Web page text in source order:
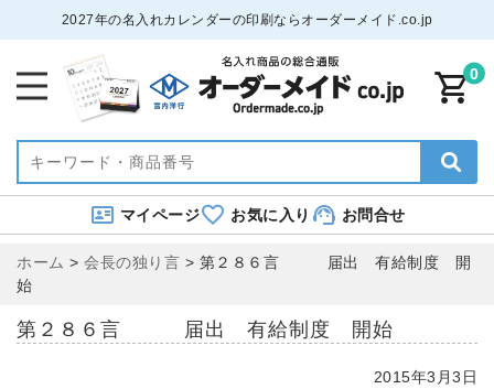
2027年の名入れカレンダーの印刷ならオーダーメイド.co.jp
0
マイページ お気に入り お問合せ
ホーム > 会長の独り言 > 第２８６言 届出 有給制度 開
始
第２８６言 届出 有給制度 開始
2015年3月3日